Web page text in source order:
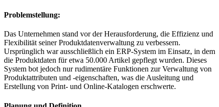
Problemstellung:
Das Unternehmen stand vor der Herausforderung, die Effizienz und
Flexibilität seiner Produktdatenverwaltung zu verbessern.
Ursprünglich war ausschließlich ein ERP-System im Einsatz, in dem
die Produktdaten für etwa 50.000 Artikel gepflegt wurden. Dieses
System bot jedoch nur rudimentäre Funktionen zur Verwaltung von
Produktattributen und -eigenschaften, was die Ausleitung und
Erstellung von Print- und Online-Katalogen erschwerte.